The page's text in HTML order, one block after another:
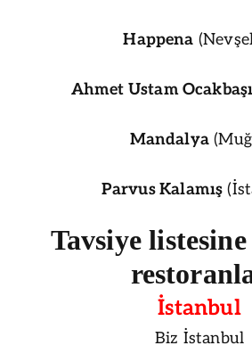
Happena
Ahmet Ustam Ocakbaşı
Mandalya
Parvus Kalamış
Tavsiye
İstanbul
Biz İstanbul